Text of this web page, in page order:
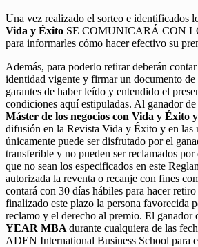
Una vez realizado el sorteo e identificados
Vida y Éxito SE COMUNICARÁ CON
para informarles cómo hacer efectivo su
Además, para poderlo retirar deberán
identidad vigente y firmar un documento de
garantes de haber leído y entendido el
condiciones aquí estipuladas. Al ganador
Máster de los negocios con Vida y Éxito
difusión en la Revista Vida y Éxito y en las
únicamente puede ser disfrutado por el
transferible y no pueden ser reclamados
que no sean los especificados en este
autorizada la reventa o recanje con fines
contará con 30 días hábiles para hacer
finalizado este plazo la persona favorecida
reclamo y el derecho al premio. El ganador
YEAR MBA durante cualquiera de las
ADEN International Business School para